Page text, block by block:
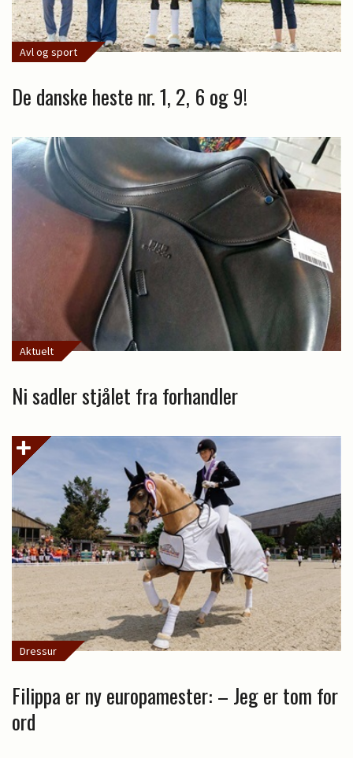
Avl og sport
De danske heste nr. 1, 2, 6 og 9!
Aktuelt
Ni sadler stjålet fra forhandler
Dressur
Filippa er ny europamester: – Jeg er tom for
ord